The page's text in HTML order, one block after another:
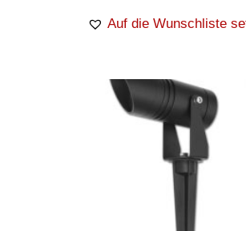
Auf die Wunschliste